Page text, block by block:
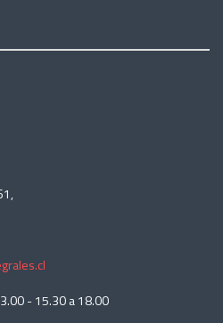
- 15.30 a 18.00